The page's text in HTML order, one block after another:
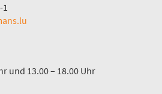
und 13.00 – 18.00 Uhr